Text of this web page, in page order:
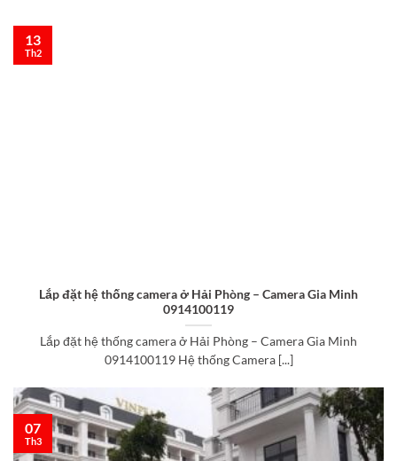
Lắp đặt hệ thống camera ở Hải Phòng – Camera Gia Minh
0914100119
Lắp đặt hệ thống camera ở Hải Phòng – Camera Gia Minh
0914100119 Hệ thống Camera [...]
13
Th2
07
Th3